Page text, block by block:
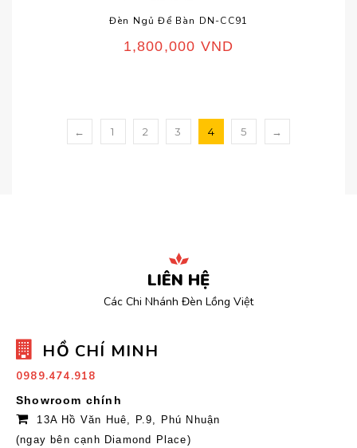
Đèn Ngủ Để Bàn DN-CC91
1,800,000 VND
← 1 2 3 4 5 →
LIÊN HỆ
Các Chi Nhánh Đèn Lồng Việt
HỒ CHÍ MINH
0989.474.918
Showroom chính
13A Hồ Văn Huê, P.9, Phú Nhuận
(ngay bên cạnh Diamond Place)